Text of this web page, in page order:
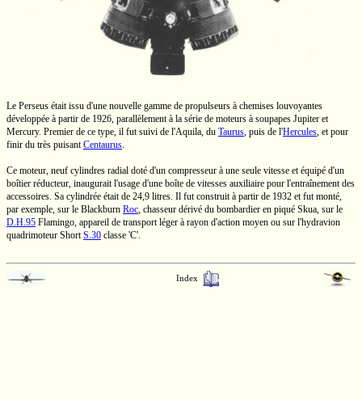
Le Perseus était issu d'une nouvelle gamme de propulseurs à chemises louvoyantes
développée à partir de 1926, parallèlement à la série de moteurs à soupapes Jupiter et
Mercury. Premier de ce type, il fut suivi de l'Aquila, du Taurus, puis de l'Hercules, et pour
finir du très puisantCentaurus.
Ce moteur, neuf cylindres radial doté d'un compresseur à une seule vitesse et équipé d'un
boîtier réducteur, inaugurait l'usage d'une boîte de vitesses auxiliaire pour l'entraînement des
accessoires. Sa cylindrée était de 24,9 litres. Il fut construit à partir de 1932 et fut monté,
par exemple, sur le Blackburn Roc, chasseur dérivé du bombardier en piqué Skua, sur le
D.H.95 Flamingo, appareil de transport léger à rayon d'action moyen ou sur l'hydravion
quadrimoteur ShortS.30 classe 'C'.
Index